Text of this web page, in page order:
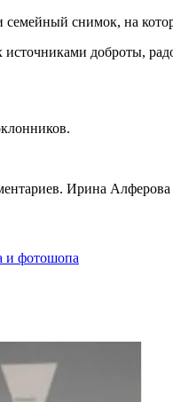
семейный снимок, на
доброты,
Ирина Алферова
и фотошопа